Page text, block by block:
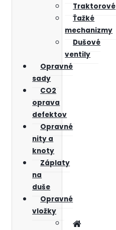
Traktorové
Ťažké
mechanizmy
Dušové
ventily
Opravné
sady
CO2
oprava
defektov
Opravné
nity a
knoty
Záplaty
na
duše
Opravné
vložky